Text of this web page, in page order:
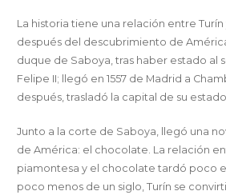
La historia tiene una relación entre
después del descubrimiento de
duque de Saboya, tras haber estado al
Felipe II; llegó en 1557 de Madrid a
después, trasladó la capital de su estado
Junto a la corte de Saboya, llegó una
de América: el chocolate. La relación
piamontesa y el chocolate tardó poco
poco menos de un siglo, Turín se